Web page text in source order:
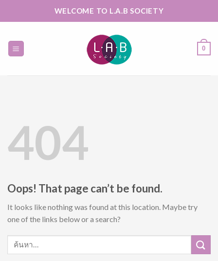
WELCOME TO L.A.B SOCIETY
0
404
Oops! That page can’t be found.
It looks like nothing was found at this location. Maybe try
one of the links below or a search?